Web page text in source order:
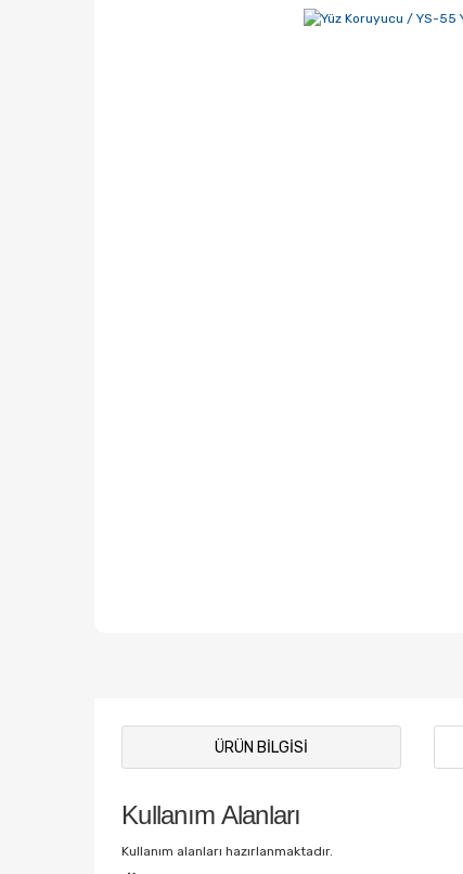
ÜRÜN BILGISI
Kullanım Alanları
Kullanım alanları hazırlanmaktadır.